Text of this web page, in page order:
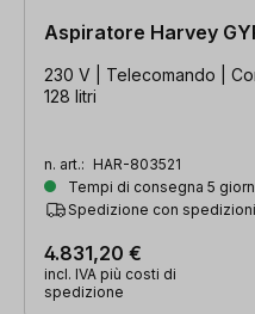
Aspiratore Harvey
230 V | Telecomando |
128 litri
n. art.: HAR-803521
Tempi di consegna 5
Spedizione con
4.831,20 €
incl. IVA più costi di
spedizione